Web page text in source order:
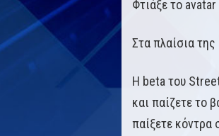
Φτιάξε το
Στα πλαίσια
Η beta του
και παίζετε το
παίξετε κόντρα